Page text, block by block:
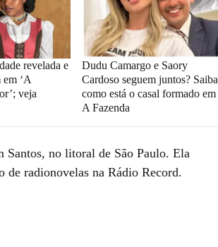
revelada e
em ‘A
veja
Dudu Camargo e Saory
Cardoso seguem juntos? Saiba
como está o casal formado em
A Fazenda
Santos, no litoral de São Paulo. Ela
de radionovelas na Rádio Record.